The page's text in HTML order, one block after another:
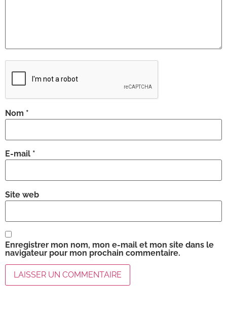
Nom *
E-mail *
Site web
Enregistrer mon nom, mon e-mail et mon site dans le
navigateur pour mon prochain commentaire.